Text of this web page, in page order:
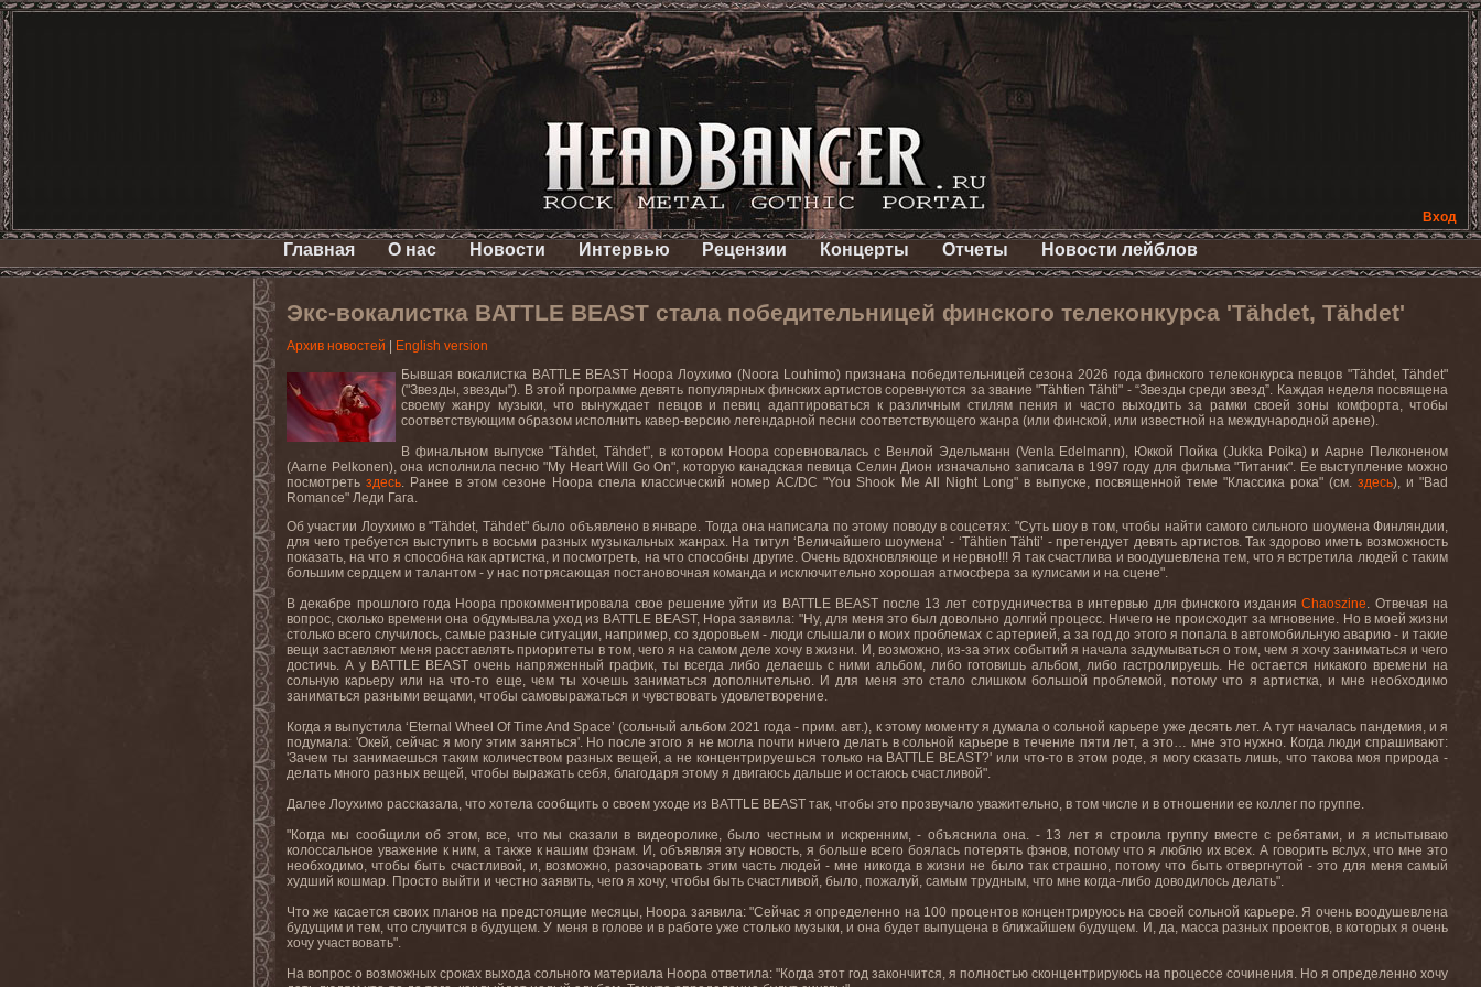
Вход
Главная О нас Новости Интервью Рецензии Концерты Отчеты Новости лейблов
Экс-вокалистка BATTLE BEAST стала победительницей финского телеконкурса 'Tähdet, Tähdet'
Архив новостей
English version
Бывшая вокалистка BATTLE BEAST Ноора Лоухимо (Noora Louhimo) признана победительницей сезона 2026 года финского телеконкурса певцов "Tähdet, Tähdet"
("Звезды, звезды"). В этой программе девять популярных финских артистов соревнуются за звание "Tähtien Tähti" - “Звезды среди звезд”. Каждая неделя посвящена
своему жанру музыки, что вынуждает певцов и певиц адаптироваться к различным стилям пения и часто выходить за рамки своей зоны комфорта, чтобы
соответствующим образом исполнить кавер-версию легендарной песни соответствующего жанра (или финской, или известной на международной арене).
В финальном выпуске "Tähdet, Tähdet", в котором Ноора соревновалась с Венлой Эдельманн (Venla Edelmann), Юккой Пойка (Jukka Poika) и Аарне Пелконеном
(Aarne Pelkonen), она исполнила песню "My Heart Will Go On", которую канадская певица Селин Дион изначально записала в 1997 году для фильма "Титаник". Ее выступление можно
посмотретьздесь. Ранее в этом сезоне Ноора спела классический номер AC/DC "You Shook Me All Night Long" в выпуске, посвященной теме "Классика рока" (см. здесь), и "Bad
Romance" Леди Гага.
Об участии Лоухимо в "Tähdet, Tähdet" было объявлено в январе. Тогда она написала по этому поводу в соцсетях: "Суть шоу в том, чтобы найти самого сильного шоумена Финляндии,
для чего требуется выступить в восьми разных музыкальных жанрах. На титул ‘Величайшего шоумена’ - ‘Tähtien Tähti’ - претендует девять артистов. Так здорово иметь возможность
показать, на что я способна как артистка, и посмотреть, на что способны другие. Очень вдохновляюще и нервно!!! Я так счастлива и воодушевлена тем, что я встретила людей с таким
большим сердцем и талантом - у нас потрясающая постановочная команда и исключительно хорошая атмосфера за кулисами и на сцене".
В декабре прошлого года Ноора прокомментировала свое решение уйти из BATTLE BEAST после 13 лет сотрудничества в интервью для финского изданияChaoszine. Отвечая на
вопрос, сколько времени она обдумывала уход из BATTLE BEAST, Нора заявила: "Ну, для меня это был довольно долгий процесс. Ничего не происходит за мгновение. Но в моей жизни
столько всего случилось, самые разные ситуации, например, со здоровьем - люди слышали о моих проблемах с артерией, а за год до этого я попала в автомобильную аварию - и такие
вещи заставляют меня расставлять приоритеты в том, чего я на самом деле хочу в жизни. И, возможно, из-за этих событий я начала задумываться о том, чем я хочу заниматься и чего
достичь. А у BATTLE BEAST очень напряженный график, ты всегда либо делаешь с ними альбом, либо готовишь альбом, либо гастролируешь. Не остается никакого времени на
сольную карьеру или на что-то еще, чем ты хочешь заниматься дополнительно. И для меня это стало слишком большой проблемой, потому что я артистка, и мне необходимо
заниматься разными вещами, чтобы самовыражаться и чувствовать удовлетворение.
Когда я выпустила ‘Eternal Wheel Of Time And Space’ (сольный альбом 2021 года - прим. авт.), к этому моменту я думала о сольной карьере уже десять лет. А тут началась пандемия, и я
подумала: 'Окей, сейчас я могу этим заняться'. Но после этого я не могла почти ничего делать в сольной карьере в течение пяти лет, а это… мне это нужно. Когда люди спрашивают:
'Зачем ты занимаешься таким количеством разных вещей, а не концентрируешься только на BATTLE BEAST?' или что-то в этом роде, я могу сказать лишь, что такова моя природа -
делать много разных вещей, чтобы выражать себя, благодаря этому я двигаюсь дальше и остаюсь счастливой".
Далее Лоухимо рассказала, что хотела сообщить о своем уходе из BATTLE BEAST так, чтобы это прозвучало уважительно, в том числе и в отношении ее коллег по группе.
"Когда мы сообщили об этом, все, что мы сказали в видеоролике, было честным и искренним, - объяснила она. - 13 лет я строила группу вместе с ребятами, и я испытываю
колоссальное уважение к ним, а также к нашим фэнам. И, объявляя эту новость, я больше всего боялась потерять фэнов, потому что я люблю их всех. А говорить вслух, что мне это
необходимо, чтобы быть счастливой, и, возможно, разочаровать этим часть людей - мне никогда в жизни не было так страшно, потому что быть отвергнутой - это для меня самый
худший кошмар. Просто выйти и честно заявить, чего я хочу, чтобы быть счастливой, было, пожалуй, самым трудным, что мне когда-либо доводилось делать".
Что же касается своих планов на предстоящие месяцы, Ноора заявила: "Сейчас я определенно на 100 процентов концентрируюсь на своей сольной карьере. Я очень воодушевлена
будущим и тем, что случится в будущем. У меня в голове и в работе уже столько музыки, и она будет выпущена в ближайшем будущем. И, да, масса разных проектов, в которых я очень
хочу участвовать".
На вопрос о возможных сроках выхода сольного материала Ноора ответила: "Когда этот год закончится, я полностью сконцентрируюсь на процессе сочинения. Но я определенно хочу